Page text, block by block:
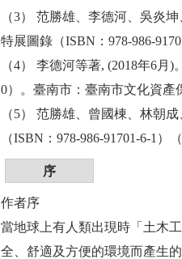
（3） 范勝雄、李德河、吳炎
特展圖錄（ISBN：978-986-
（4） 李德河等著, (2018年6
0）。臺南市：臺南市文化資產
（5） 范勝雄、曾國棟、林朝
（ISBN：978-986-91701-6-1
序
作者序
當地球上有人類出現時「土木
全、舒適及方便的環境而產生